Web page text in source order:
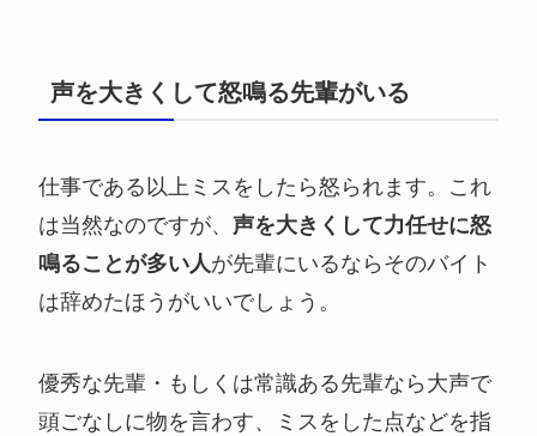
声を大きくして怒鳴る先輩がいる
仕事である以上ミスをしたら怒られます。これ
は当然なのですが、声を大きくして力任せに怒
鳴ることが多い人が先輩にいるならそのバイト
は辞めたほうがいいでしょう。
優秀な先輩・もしくは常識ある先輩なら大声で
頭ごなしに物を言わす、ミスをした点などを指